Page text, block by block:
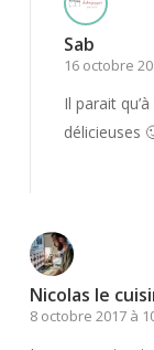
Sab
16 octobre
Il parait
délicieuses
Nicolas le
8 octobre 2017 à